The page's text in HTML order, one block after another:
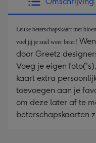
Leuke beterschapskaart met
voel jij je snel weer beter!
door Greetz
Voeg je eigen
kaart extra
toevoegen aan je
om deze later af te
beterschapskaarten